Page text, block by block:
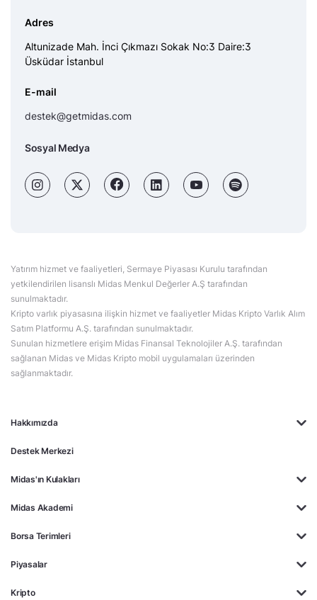
Hakkımızda
Destek Merkezi
Midas'ın Kulakları
Midas Akademi
Borsa Terimleri
Piyasalar
Kripto
Adres
Altunizade Mah. İnci Çıkmazı Sokak No:3 Daire:3
Üsküdar İstanbul
E-mail
destek@getmidas.com
Sosyal Medya
Yatırım hizmet ve faaliyetleri, Sermaye Piyasası Kurulu tarafından
yetkilendirilen lisanslı Midas Menkul Değerler A.Ş tarafından
sunulmaktadır.
Kripto varlık piyasasına ilişkin hizmet ve faaliyetler Midas Kripto Varlık Alım
Satım Platformu A.Ş. tarafından sunulmaktadır.
Sunulan hizmetlere erişim Midas Finansal Teknolojiler A.Ş. tarafından
sağlanan Midas ve Midas Kripto mobil uygulamaları üzerinden
sağlanmaktadır.